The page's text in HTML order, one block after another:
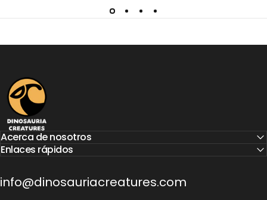
Dinosauria Creatures
Acerca de nosotros
Enlaces rápidos
info@dinosauriacreatures.com